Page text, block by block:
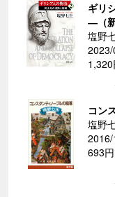
ギリ
―（新
塩野
1,320
コン
塩野
693円